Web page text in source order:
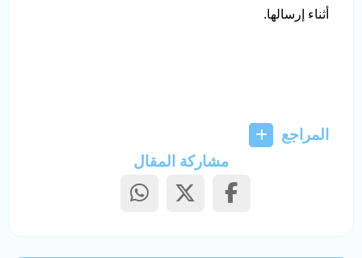
أثناء إرسالها.
المراجع
مشاركة المقال